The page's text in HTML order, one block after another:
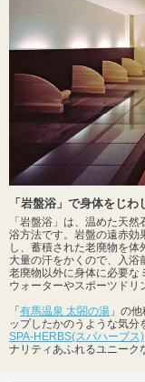
「岩盤浴」で身体をじわ
「岩盤浴」は、温めた天
浴方法です。岩盤の遠赤効
し、蓄積された老廃物を体
大量の汗をかくので、入浴
老廃物以外に身体に必要な
ウォーターやスポーツドリ
「 有馬温泉 太閤の湯 」の
ップしたかのうような気分
SPA-HERBS(スパハーブス)
ナリティあふれるユニーク